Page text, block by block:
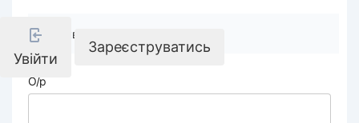
Увійти
Зареєструватись
Реквізити компанії
О/р